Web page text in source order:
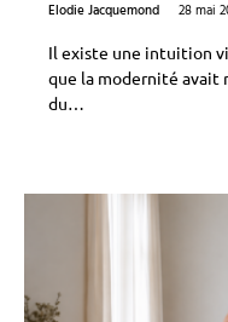
Elodie Jacquemond
28 mai
Il existe une intuition
que la modernité avait
du…